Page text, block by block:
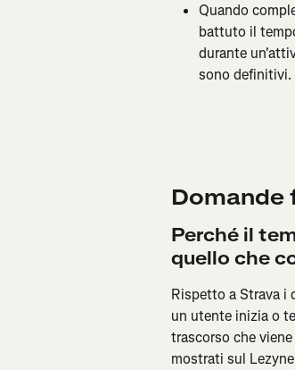
Quando
battuto il
durante
sono definitivi.
Domande
Perché il
quello che
Rispetto a Strava i
un utente inizia o
trascorso che
mostrati sul